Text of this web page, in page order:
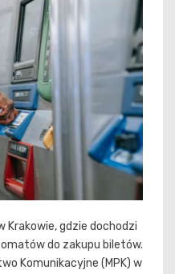
Krakowie, gdzie dochodzi
do zakupu biletów.
Komunikacyjne (MPK) w